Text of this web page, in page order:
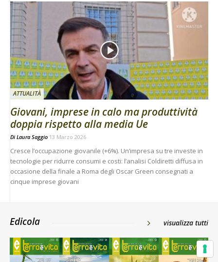
ATTUALITÀ
Giovani, imprese in calo ma produttività
doppia rispetto alla media Ue
Di Laura Saggio 13 Marzo 2026
Cresce l’occupazione giovanile (+6%). Un’impresa su tre investe in
tecnologie per ridurre consumi e costi: l’analisi Coldiretti diffusa in
occasione della finale a Roma degli Oscar Green consegnati a
cinque imprese giovani
Edicola visualizza tutti